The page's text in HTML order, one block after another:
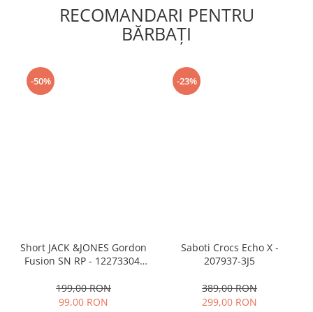
RECOMANDARI PENTRU
BĂRBAŢI
-50%
Short JACK &JONES Gordon
Fusion SN RP - 12273304-
199,00 RON
99,00 RON
-23%
Saboti Crocs Echo X -
207937-3J5
389,00 RON
299,00 RON